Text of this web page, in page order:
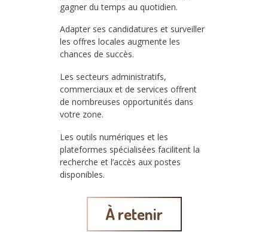
gagner du temps au quotidien.
Adapter ses candidatures et surveiller
les offres locales augmente les
chances de succès.
Les secteurs administratifs,
commerciaux et de services offrent
de nombreuses opportunités dans
votre zone.
Les outils numériques et les
plateformes spécialisées facilitent la
recherche et l’accès aux postes
disponibles.
À retenir